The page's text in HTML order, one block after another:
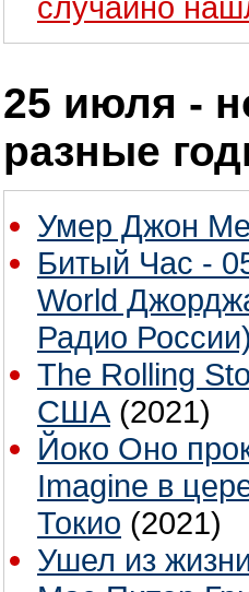
25 июля -
разные
Умер Джон
Битый Час -
World
Радио
The Rolling
США (2021)
Йоко Оно
Imagine в
Токио (2021)
Ушел из